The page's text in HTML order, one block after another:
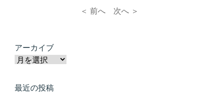
＜ 前へ 次へ ＞
アーカイブ
最近の投稿